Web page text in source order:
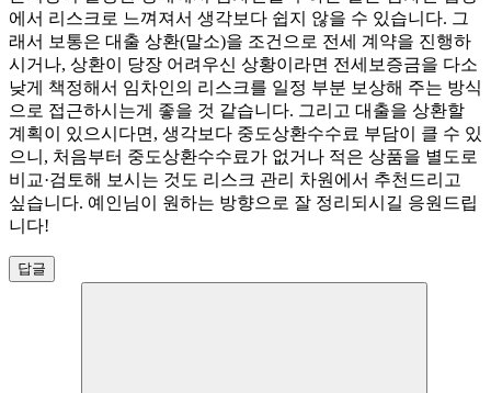
에서 리스크로 느껴져서 생각보다 쉽지 않을 수 있습니다. 그
래서 보통은 대출 상환(말소)을 조건으로 전세 계약을 진행하
시거나, 상환이 당장 어려우신 상황이라면 전세보증금을 다소
낮게 책정해서 임차인의 리스크를 일정 부분 보상해 주는 방식
으로 접근하시는게 좋을 것 같습니다. 그리고 대출을 상환할
계획이 있으시다면, 생각보다 중도상환수수료 부담이 클 수 있
으니, 처음부터 중도상환수수료가 없거나 적은 상품을 별도로
비교·검토해 보시는 것도 리스크 관리 차원에서 추천드리고
싶습니다. 예인님이 원하는 방향으로 잘 정리되시길 응원드립
니다!
답글